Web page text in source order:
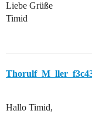
Liebe Grüße
Timid
Hallo Timid,